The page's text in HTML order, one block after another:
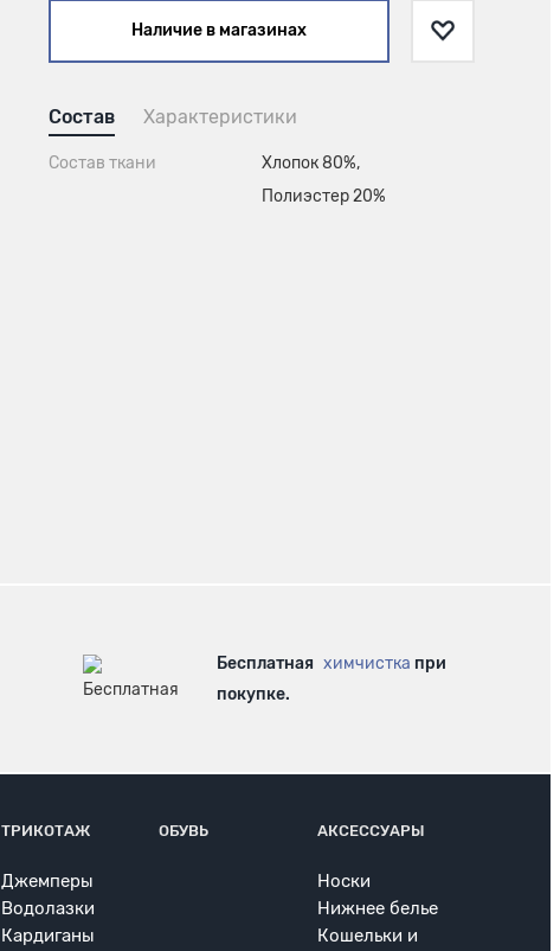
Наличие в магазинах
Состав Характеристики
Состав ткани
Хлопок 80%,
Полиэстер 20%
Бесплатная химчистка при
покупке.
ТРИКОТАЖ
Джемперы
Водолазки
Кардиганы
ОБУВЬ АКСЕССУАРЫ
Носки
Нижнее белье
Кошельки и